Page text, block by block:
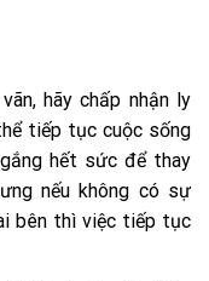
hãy chấp nhận ly
tiếp tục cuộc sống
hết sức để thay
nếu không có sự
bên thì việc tiếp tục